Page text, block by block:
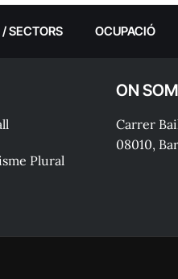
SECTORS OCUPACIÓ
Plural
ON
Carrer
08010,